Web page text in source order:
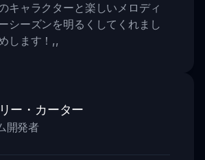
キャラクターと楽しいメロディ
シーズンを明るくしてくれまし
します！ ,,
ー・カーター
開発者